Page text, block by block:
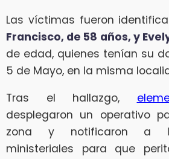
Las víctimas fueron
Francisco, de 58 años, y
de edad, quienes tenían su
5 de Mayo, en la misma
Tras el hallazgo,
desplegaron un operativo
zona y notificaron a
ministeriales para que